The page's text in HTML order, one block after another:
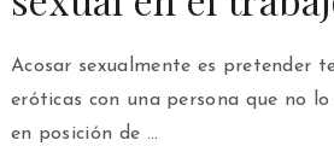
Acosar sexualmente es pretender
eróticas con una persona que no
en posición de …